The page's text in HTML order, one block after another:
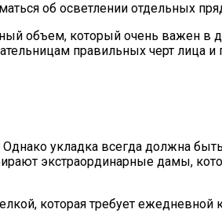
об осветлении отдельных
объем, который очень важен в
правильных черт лица
укладка всегда должна
экстраординарные дамы,
которая требует